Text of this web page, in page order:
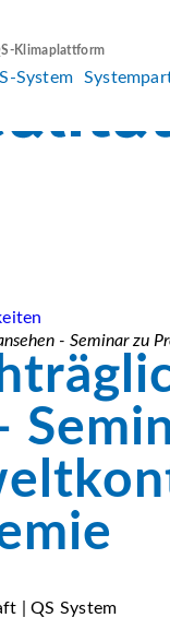
Klimaplattform
System
- Seminar zu
| QS System